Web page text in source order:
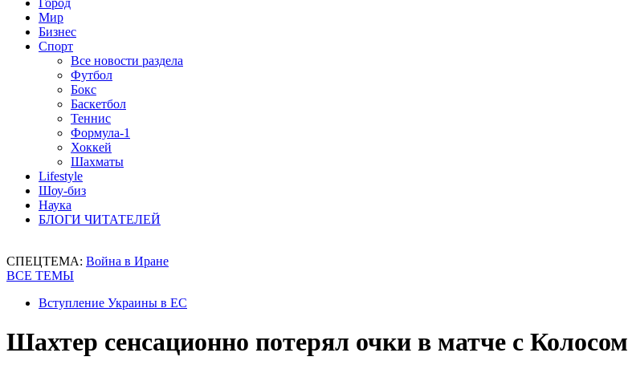
Город
Мир
Бизнес
Спорт
Все новости раздела
Футбол
Бокс
Баскетбол
Теннис
Формула-1
Хоккей
Шахматы
Lifestyle
Шоу-биз
Наука
БЛОГИ ЧИТАТЕЛЕЙ
СПЕЦТЕМА: Война в Иране
ВСЕ ТЕМЫ
Вступление Украины в ЕС
Шахтер сенсационно потерял очки в матче с Колосом